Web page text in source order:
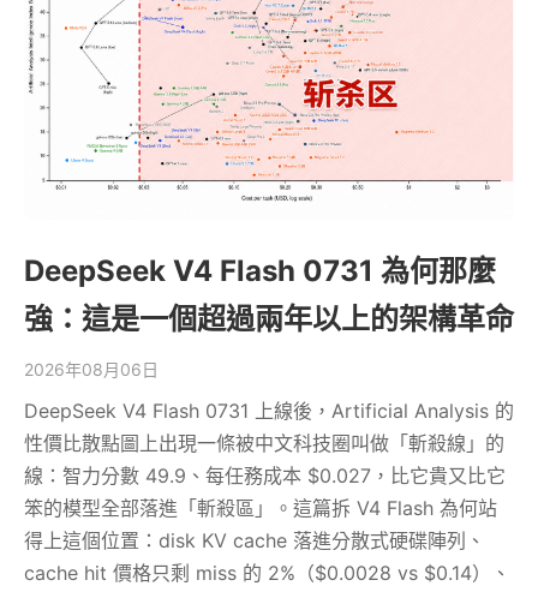
DeepSeek V4 Flash 0731 為何那麼
強：這是一個超過兩年以上的架構革命
2026年08月06日
DeepSeek V4 Flash 0731 上線後，Artificial Analysis 的
性價比散點圖上出現一條被中文科技圈叫做「斬殺線」的
線：智力分數 49.9、每任務成本 $0.027，比它貴又比它
笨的模型全部落進「斬殺區」。這篇拆 V4 Flash 為何站
得上這個位置：disk KV cache 落進分散式硬碟陣列、
cache hit 價格只剩 miss 的 2%（$0.0028 vs $0.14）、